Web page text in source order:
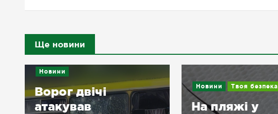
Ще новини
Новини
Ворог двічі
атакував
Новини Твоя безпека
На пляжі у